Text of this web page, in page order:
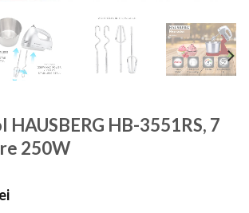
HAUSBERG HB-3551RS, 7
250W
Prețul